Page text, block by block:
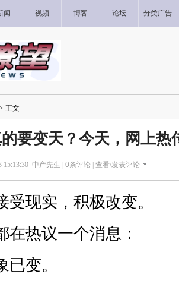
闻 视频 博客 论坛 分类广告
> 正文
要变天？今天，网上热
15:13:30 中产先生 | 0条评论 | 查看/发表评论
受现实，积极改变。
在热议一个消息：
变。